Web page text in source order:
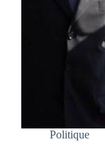
Politique